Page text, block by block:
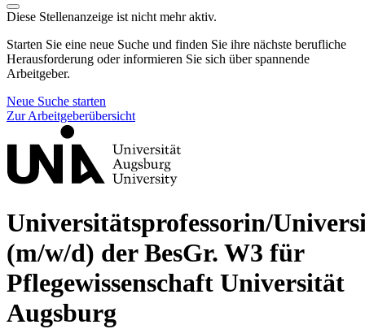
Diese Stellenanzeige ist nicht mehr aktiv.
Starten Sie eine neue Suche und finden Sie ihre nächste berufliche
Herausforderung oder informieren Sie sich über spannende
Arbeitgeber.
Neue Suche starten
Zur Arbeitgeberübersicht
Universitätsprofessorin/
(m/w/d) der BesGr. W3 für
Pflegewissenschaft Universität
Augsburg